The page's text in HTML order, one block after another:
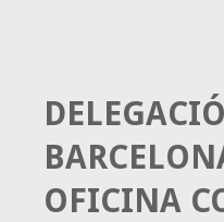
DELEGACIÓ
OFICINA